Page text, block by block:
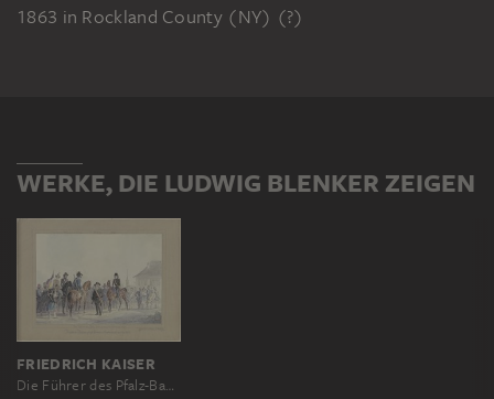
1863 in Rockland County (NY) (?)
WERKE, DIE LUDWIG BLENKER ZEIGEN
FRIEDRICH KAISER
Die Führer des Pfalz-Badischen Aufstandes 1849 Boening, Goegg, Blencker und Frau, Metternich und andere in Rastatt